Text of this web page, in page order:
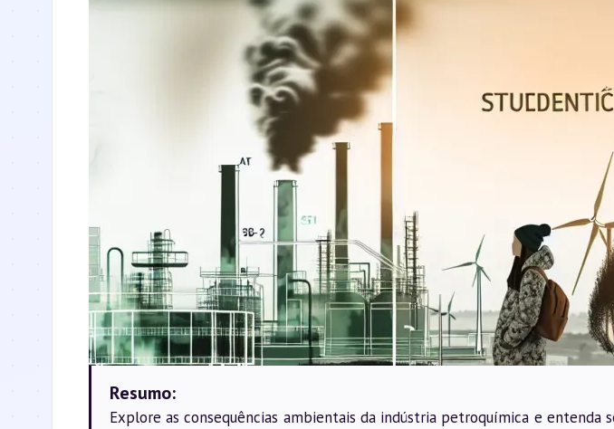
Resumo:
Explore as consequências ambientais da indústria petroquímica e entenda